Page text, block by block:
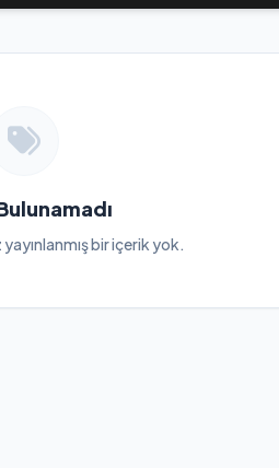
bir içerik yok.